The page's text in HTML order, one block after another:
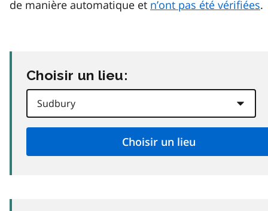
de manière automatique et n’ont pas été vérifiées.
Choisir un lieu: